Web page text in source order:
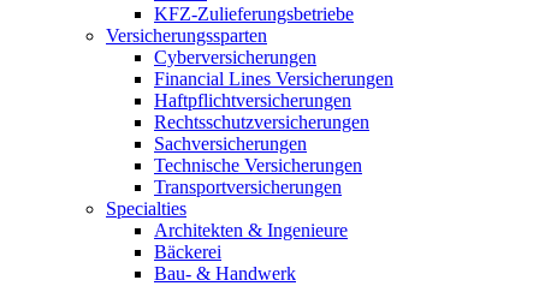
KFZ-Zulieferungsbetriebe
Versicherungssparten
Cyberversicherungen
Financial Lines Versicherungen
Haftpflichtversicherungen
Rechtsschutzversicherungen
Sachversicherungen
Technische Versicherungen
Transportversicherungen
Specialties
Architekten & Ingenieure
Bäckerei
Bau- & Handwerk